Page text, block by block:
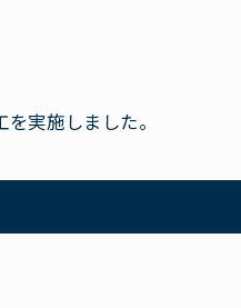
実施しました。